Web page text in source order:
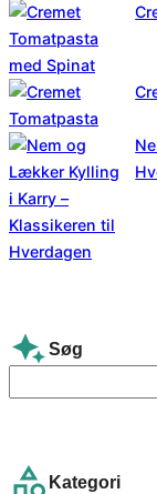
Søg
e
c
Kategori